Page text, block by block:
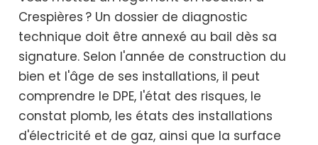
Crespières ? Un dossier de diagnostic
technique doit être annexé au bail dès sa
signature. Selon l'année de construction du
bien et l'âge de ses installations, il peut
comprendre le DPE, l'état des risques, le
constat plomb, les états des installations
d'électricité et de gaz, ainsi que la surface